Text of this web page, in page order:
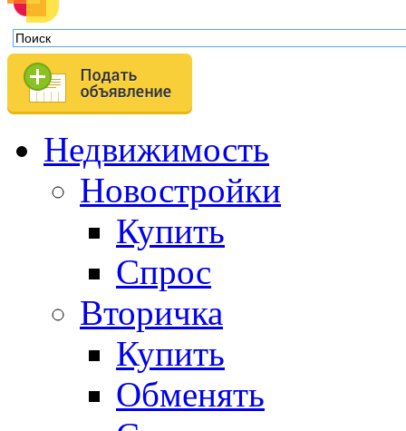
Недвижимость
Новостройки
Купить
Спрос
Вторичка
Купить
Обменять